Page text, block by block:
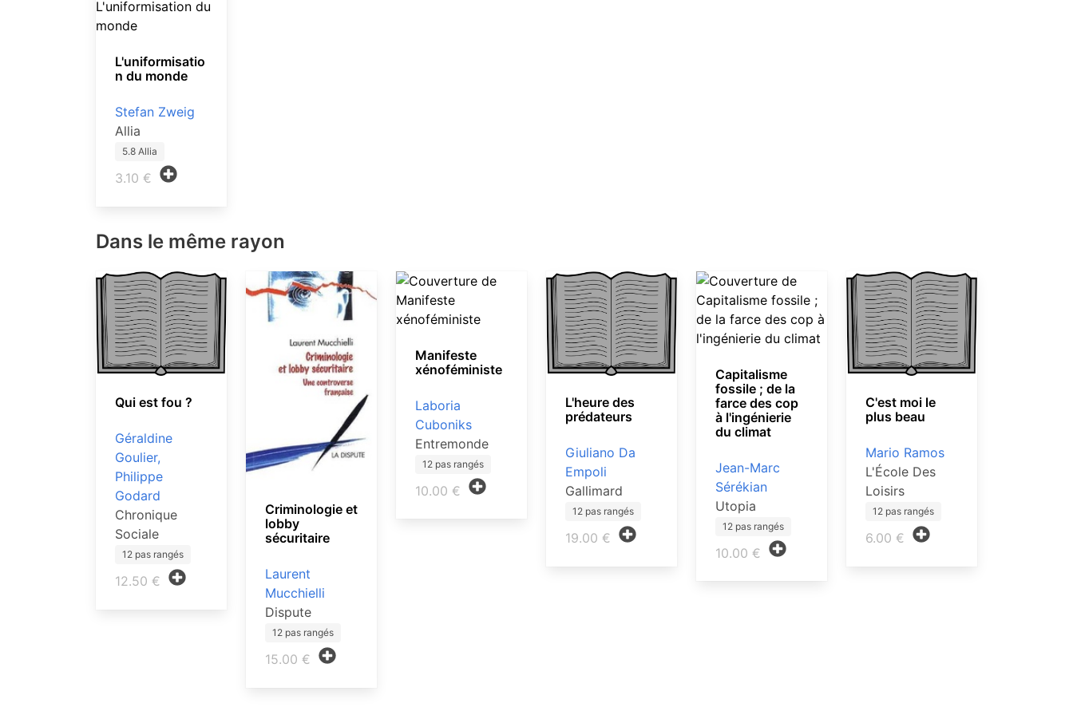
L'uniformisatio
n du monde
Stefan Zweig
Allia
5.8 Allia
3.10 €
Dans le même rayon
Qui est fou ?
Géraldine
Goulier,
Philippe
Godard
Chronique
Sociale
12 pas rangés
12.50 €
Criminologie et
lobby
sécuritaire
Laurent
Mucchielli
Dispute
12 pas rangés
15.00 €
Manifeste
xénoféministe
Laboria
Cuboniks
Entremonde
12 pas rangés
10.00 €
L'heure des
prédateurs
Giuliano Da
Empoli
Gallimard
12 pas rangés
19.00 €
Capitalisme
fossile ; de la
farce des cop
à l'ingénierie
du climat
Jean-Marc
Sérékian
Utopia
12 pas rangés
10.00 €
C'est moi le
plus beau
Mario Ramos
L'École Des
Loisirs
12 pas rangés
6.00 €